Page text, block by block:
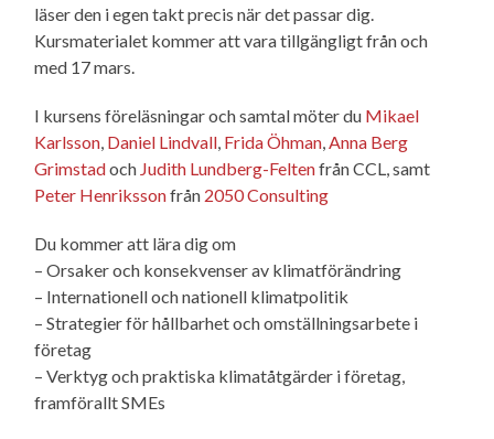
läser den i egen takt precis när det passar dig.
Kursmaterialet kommer att vara tillgängligt från och
med 17 mars.
I kursens föreläsningar och samtal möter du Mikael
Karlsson, Daniel Lindvall, Frida Öhman,Anna Berg
Grimstadoch Judith Lundberg-Feltenfrån CCL, samt
Peter Henrikssonfrån 2050 Consulting
Du kommer att lära dig om
– Orsaker och konsekvenser av klimatförändring
– Internationell och nationell klimatpolitik
– Strategier för hållbarhet och omställningsarbete i
företag
– Verktyg och praktiska klimatåtgärder i företag,
framförallt SMEs